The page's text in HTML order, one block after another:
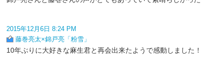
2015年12月6日 8:24 PM
藤巻亮太×錦戸亮「粉雪」
10年ぶりに大好きな麻生君と再会出来たようで感動しました！